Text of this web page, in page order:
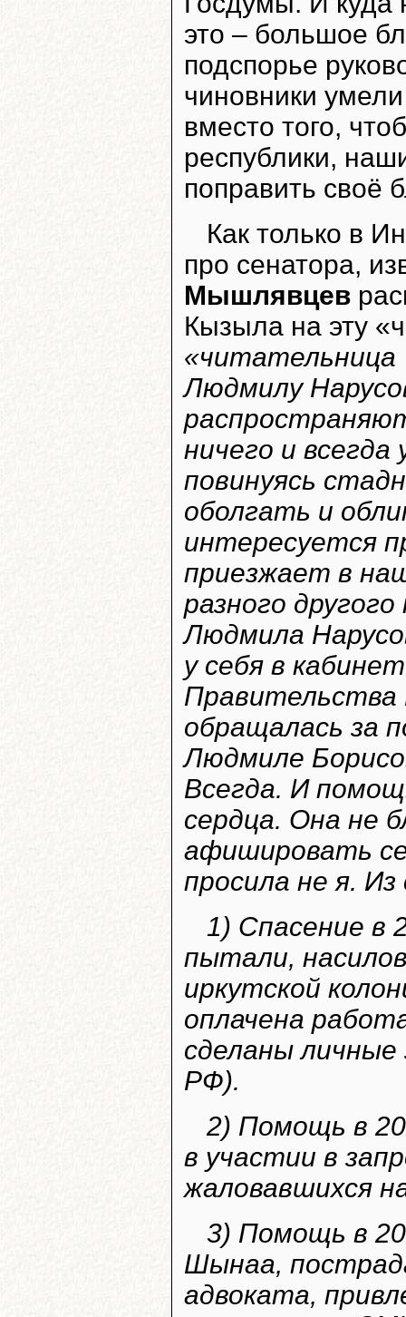
это – большое
подспорье
чиновники
вместо того,
республики,
поправить своё
Как только в
про сенатора,
Мышлявцев
Кызыла на эту
Людмилу
ничего и
повинуясь
оболгать и
интересуется
приезжает в
разного
Людмила
у себя в
Правительства
обращалась за
Людмиле
Всегда. И
сердца. Она не
афишировать
просила не я.
1) Спасение в
пытали,
иркутской
оплачена
сделаны личные
РФ).
2) Помощь в
в участии в
жаловавшихся
3) Помощь в
Шынаа,
адвоката,